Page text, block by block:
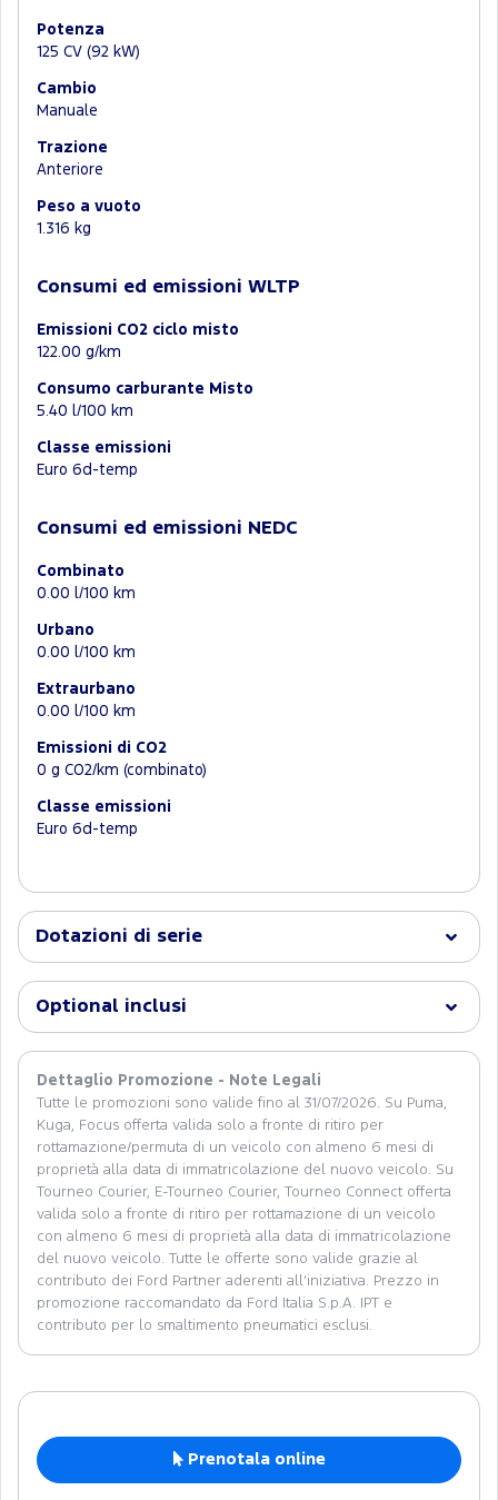
Potenza
125 CV (92 kW)
Cambio
Manuale
Trazione
Anteriore
Peso a vuoto
1.316 kg
Consumi ed emissioni WLTP
Emissioni CO2 ciclo misto
122.00 g/km
Consumo carburante Misto
5.40 l/100 km
Classe emissioni
Euro 6d-temp
Consumi ed emissioni NEDC
Combinato
0.00 l/100 km
Urbano
0.00 l/100 km
Extraurbano
0.00 l/100 km
Emissioni di CO2
0 g CO2/km (combinato)
Classe emissioni
Euro 6d-temp
Dotazioni di serie
Optional inclusi
Dettaglio Promozione - Note Legali
Tutte le promozioni sono valide fino al 31/07/2026. Su Puma,
Kuga, Focus offerta valida solo a fronte di ritiro per
rottamazione/permuta di un veicolo con almeno 6 mesi di
proprietà alla data di immatricolazione del nuovo veicolo. Su
Tourneo Courier, E-Tourneo Courier, Tourneo Connect offerta
valida solo a fronte di ritiro per rottamazione di un veicolo
con almeno 6 mesi di proprietà alla data di immatricolazione
del nuovo veicolo. Tutte le offerte sono valide grazie al
contributo dei Ford Partner aderenti all’iniziativa. Prezzo in
promozione raccomandato da Ford Italia S.p.A. IPT e
contributo per lo smaltimento pneumatici esclusi.
Prenotala online